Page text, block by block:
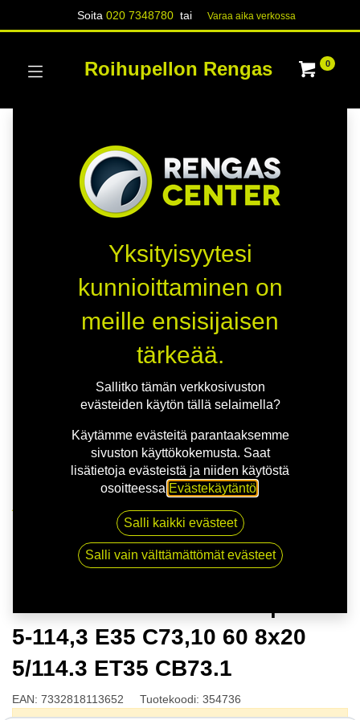
Soita020 7348780 tai Varaa aika verk​​​​ossa
Roihupellon Rengas 0
NITRO APEX FF G.GUN | 8X20 5-114,3 E35 C73,10 60
8x20 5/114.3 ET35 CB73.1
5-114,3 E35 C73,10 60 8x20
5/114.3 ET35 CB73.1
EAN: 7332818113652 Tuotekoodi: 354736
Yksityisyytesi
kunnioittaminen on
meille ensisijaisen
tärkeää.
Sallitko tämän verkkosivuston
evästeiden käytön tällä selaimella?
Käytämme evästeitä parantaaksemme
sivuston käyttökokemusta. Saat
lisätietoja evästeistä ja niiden käytöstä
osoitteessa Evästekäytäntö
Salli kaikki evästeet
Salli vain välttämättömät evästeet